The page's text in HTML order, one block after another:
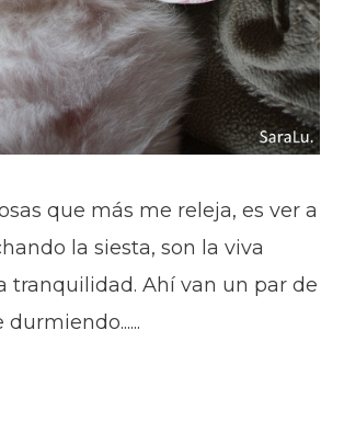
que más me releja, es ver a
la siesta, son la viva
tranquilidad. Ahí van un par de